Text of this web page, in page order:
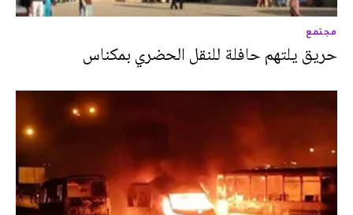
مجتمع
حريق يلتهم حافلة للنقل الحضري بمكناس